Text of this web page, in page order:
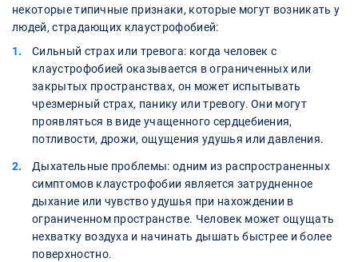
некоторые типичные признаки, которые могут возникать у
людей, страдающих клаустрофобией:
Сильный страх или тревога: когда человек с
клаустрофобией оказывается в ограниченных или
закрытых пространствах, он может испытывать
чрезмерный страх, панику или тревогу. Они могут
проявляться в виде учащенного сердцебиения,
потливости, дрожи, ощущения удушья или давления.
Дыхательные проблемы: одним из распространенных
симптомов клаустрофобии является затрудненное
дыхание или чувство удушья при нахождении в
ограниченном пространстве. Человек может ощущать
нехватку воздуха и начинать дышать быстрее и более
поверхностно.